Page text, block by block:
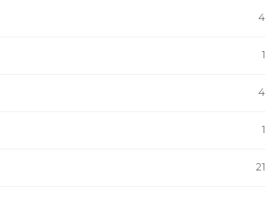
4
1
4
1
21